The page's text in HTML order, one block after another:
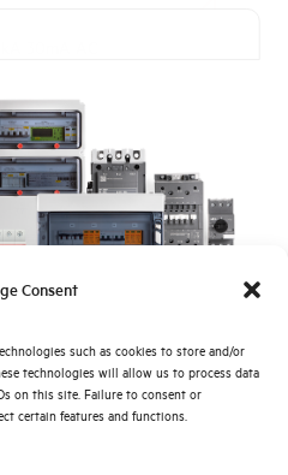
Consent
such as cookies to store and/or
technologies will allow us to process data
on this site. Failure to consent or
certain features and functions.
30mA AC
10mA A
di più?